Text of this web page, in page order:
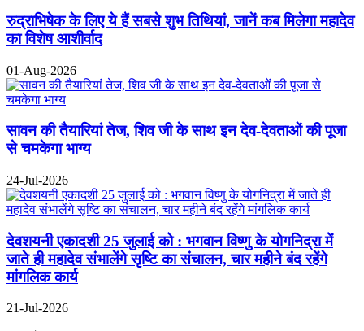
रुद्राभिषेक के लिए ये हैं सबसे शुभ तिथियां, जानें कब मिलेगा महादेव
का विशेष आशीर्वाद
01-Aug-2026
सावन की तैयारियां तेज, शिव जी के साथ इन देव-देवताओं की पूजा
से चमकेगा भाग्य
24-Jul-2026
देवशयनी एकादशी 25 जुलाई को : भगवान विष्णु के योगनिद्रा में
जाते ही महादेव संभालेंगे सृष्टि का संचालन, चार महीने बंद रहेंगे
मांगलिक कार्य
21-Jul-2026